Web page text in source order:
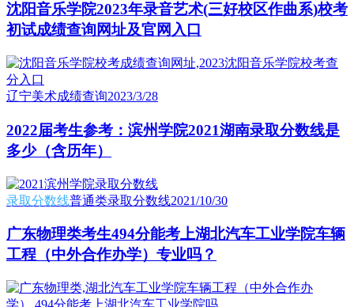
沈阳音乐学院2023年录音艺术(三好校区作曲系)校考
初试成绩查询网址及官网入口
辽宁美术成绩查询2023/3/28
2022届考生参考：滨州学院2021湖南录取分数线是
多少（含历年）
录取分数线普通类录取分数线2021/10/30
广东物理类考生494分能考上湖北汽车工业学院车辆
工程（中外合作办学）专业吗？